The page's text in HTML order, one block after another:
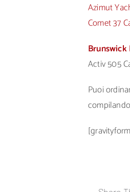
Azimut
Comet 37
Brunswick
Activ 505
Puoi